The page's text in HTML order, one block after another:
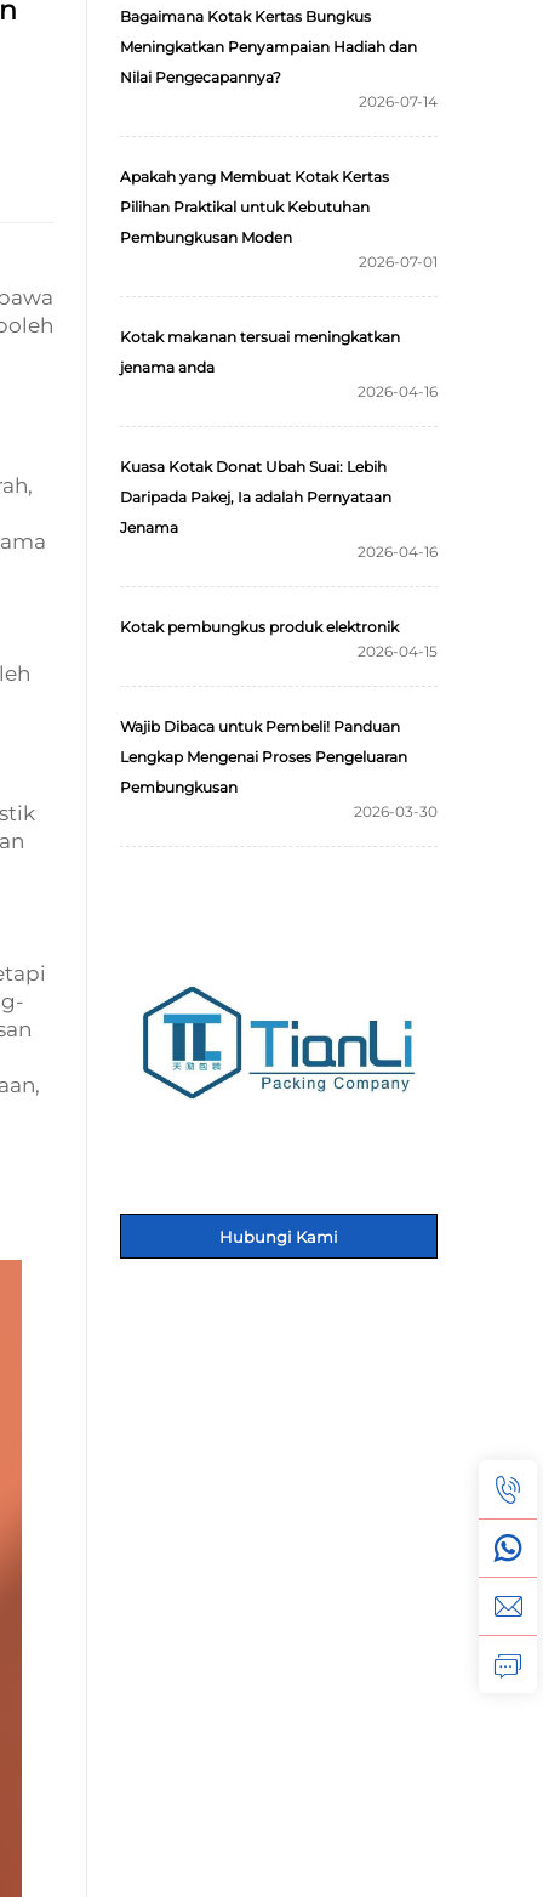
Bagaimana Kotak Kertas Bungkus
Meningkatkan Penyampaian Hadiah dan
Nilai Pengecapannya?
2026-07-14
Apakah yang Membuat Kotak Kertas
Pilihan Praktikal untuk Kebutuhan
Pembungkusan Moden
2026-07-01
Kotak makanan tersuai meningkatkan
jenama anda
2026-04-16
Kuasa Kotak Donat Ubah Suai: Lebih
Daripada Pakej, Ia adalah Pernyataan
Jenama
2026-04-16
Kotak pembungkus produk elektronik
2026-04-15
Wajib Dibaca untuk Pembeli! Panduan
Lengkap Mengenai Proses Pengeluaran
Pembungkusan
2026-03-30
Hubungi Kami